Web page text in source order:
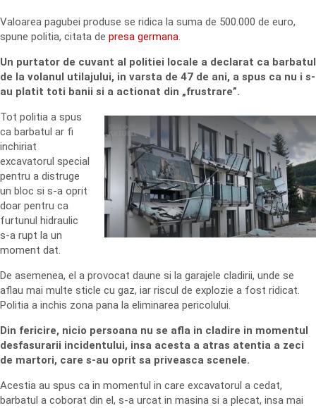
Valoarea pagubei produse se ridica la suma de 500.000 de euro,
spune politia, citata de presa germana.
Un purtator de cuvant al politiei locale a declarat ca barbatul
de la volanul utilajului, in varsta de 47 de ani, a spus ca nu i s-
au platit toti banii si a actionat din „frustrare”.
Tot politia a spus
ca barbatul ar fi
inchiriat
excavatorul special
pentru a distruge
un bloc si s-a oprit
doar pentru ca
furtunul hidraulic
s-a rupt la un
moment dat.
De asemenea, el a provocat daune si la garajele cladirii, unde se
aflau mai multe sticle cu gaz, iar riscul de explozie a fost ridicat.
Politia a inchis zona pana la eliminarea pericolului.
Din fericire, nicio persoana nu se afla in cladire in momentul
desfasurarii incidentului, insa acesta a atras atentia a zeci
de martori, care s-au oprit sa priveasca scenele.
Acestia au spus ca in momentul in care excavatorul a cedat,
barbatul a coborat din el, s-a urcat in masina si a plecat, insa mai